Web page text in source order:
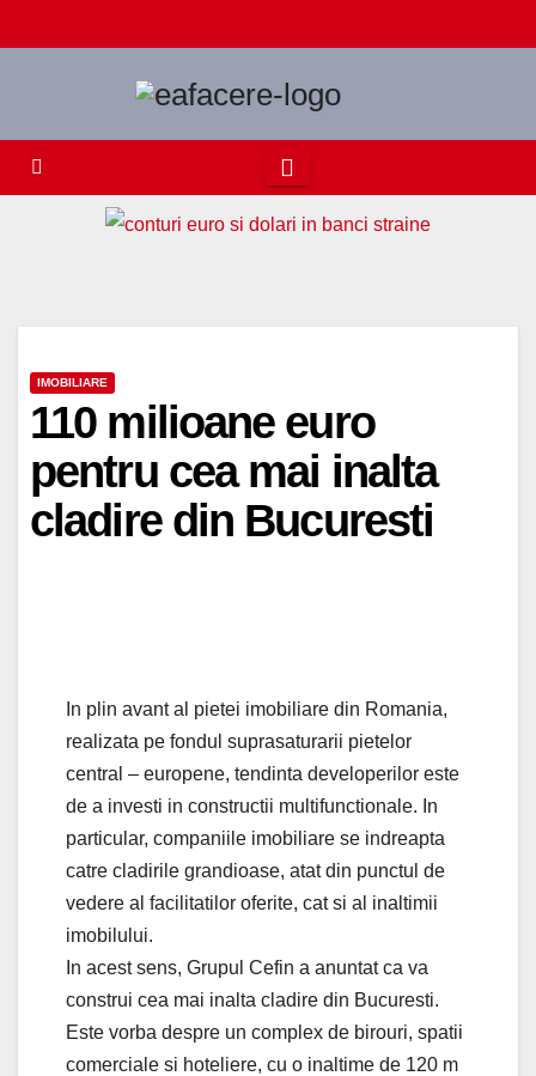
to
IMOBILIARE
110 milioane euro
pentru cea mai inalta
cladire din Bucuresti
In plin avant al pietei imobiliare din Romania,
realizata pe fondul suprasaturarii pietelor
central – europene, tendinta developerilor este
de a investi in constructii multifunctionale. In
particular, companiile imobiliare se indreapta
catre cladirile grandioase, atat din punctul de
vedere al facilitatilor oferite, cat si al inaltimii
imobilului.
In acest sens, Grupul Cefin a anuntat ca va
construi cea mai inalta cladire din Bucuresti.
Este vorba despre un complex de birouri, spatii
comerciale si hoteliere, cu o inaltime de 120 m